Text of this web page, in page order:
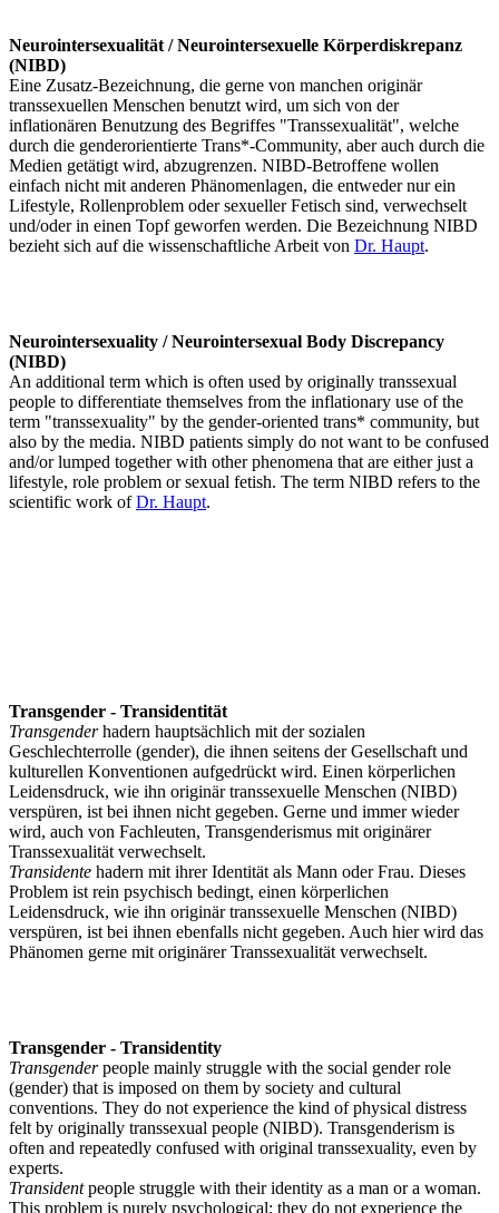
Neurointersexualität / Neurointersexuelle Körperdiskrepanz
(NIBD)
Eine Zusatz-Bezeichnung, die gerne von manchen originär
transsexuellen Menschen benutzt wird, um sich von der
inflationären Benutzung des Begriffes "Transsexualität", welche
durch die genderorientierte Trans*-Community, aber auch durch die
Medien getätigt wird, abzugrenzen. NIBD-Betroffene wollen
einfach nicht mit anderen Phänomenlagen, die entweder nur ein
Lifestyle, Rollenproblem oder sexueller Fetisch sind, verwechselt
und/oder in einen Topf geworfen werden. Die Bezeichnung NIBD
bezieht sich auf die wissenschaftliche Arbeit von Dr. Haupt.
Neurointersexuality / Neurointersexual Body Discrepancy
(NIBD)
An additional term which is often used by originally transsexual
people to differentiate themselves from the inflationary use of the
term "transsexuality" by the gender-oriented trans* community, but
also by the media. NIBD patients simply do not want to be confused
and/or lumped together with other phenomena that are either just a
lifestyle, role problem or sexual fetish. The term NIBD refers to the
scientific work ofDr. Haupt.
Transgender - Transidentität
Transgenderhadern hauptsächlich mit der sozialen
Geschlechterrolle (gender), die ihnen seitens der Gesellschaft und
kulturellen Konventionen aufgedrückt wird. Einen körperlichen
Leidensdruck, wie ihn originär transsexuelle Menschen (NIBD)
verspüren, ist bei ihnen nicht gegeben. Gerne und immer wieder
wird, auch von Fachleuten, Transgenderismus mit originärer
Transsexualität verwechselt.
Transidente hadern mit ihrer Identität als Mann oder Frau. Dieses
Problem ist rein psychisch bedingt, einen körperlichen
Leidensdruck, wie ihn originär transsexuelle Menschen (NIBD)
verspüren, ist bei ihnen ebenfalls nicht gegeben. Auch hier wird das
Phänomen gerne mit originärer Transsexualität verwechselt.
Transgender - Transidentity
Transgenderpeople mainly struggle with the social gender role
(gender) that is imposed on them by society and cultural
conventions. They do not experience the kind of physical distress
felt by originally transsexual people (NIBD). Transgenderism is
often and repeatedly confused with original transsexuality, even by
experts.
Transidentpeople struggle with their identity as a man or a woman.
This problem is purely psychological; they do not experience the